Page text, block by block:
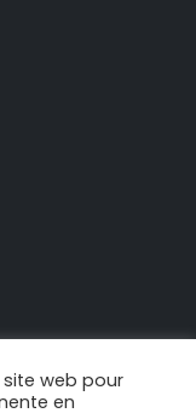
web pour
en